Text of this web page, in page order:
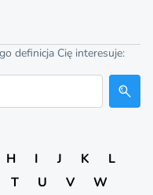
definicja Cię interesuje:
H I J K
L
T U V
W